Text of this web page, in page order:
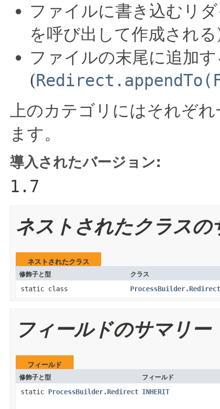
ファイルに書き込むリ
を呼び出して作成され
ファイルの末尾に追加
(
上のカテゴリにはそれぞ
ます。
導入されたバージョン:
1.7
ネストされたクラスの
ネストされたクラス
修飾子と型 クラス
static class
フィールドのサマリー
フィールド
修飾子と型 フィールド
static ProcessBuilder.Redirect INHERIT